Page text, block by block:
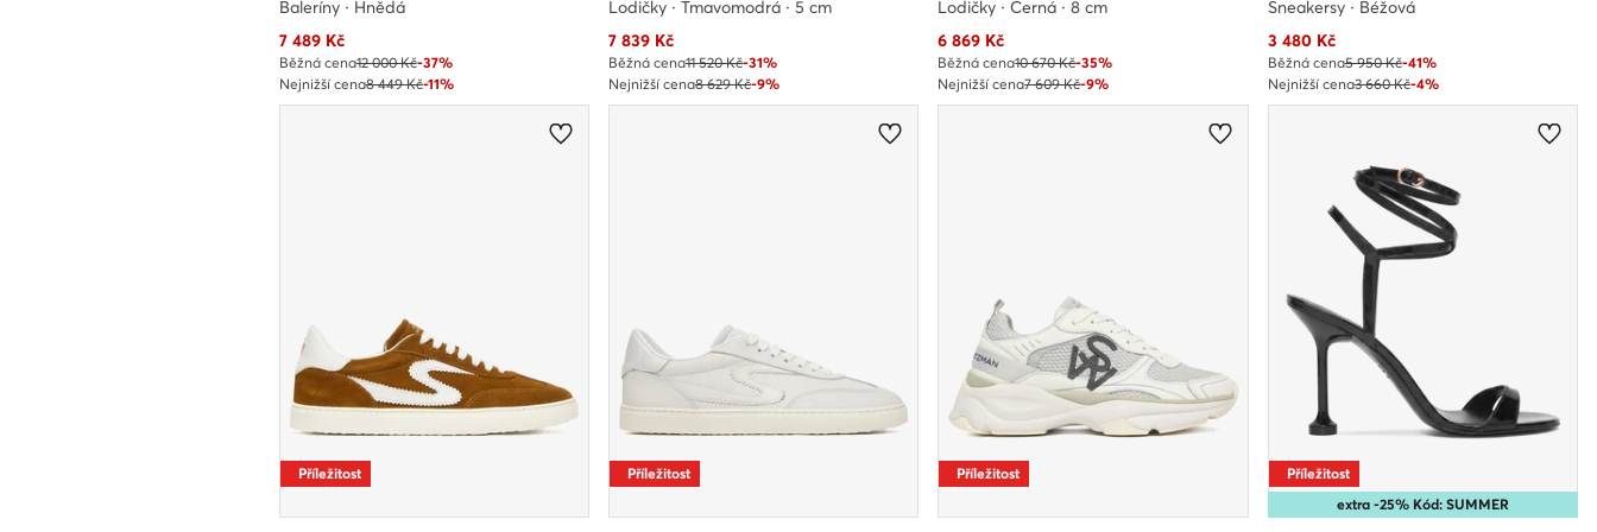
Baleríny · Hnědá
Aktuální cena
7 489Kč
Běžná cena12 000 Kč-37%
Nejnižší cena8 449 Kč-11%
Lodičky · Tmavomodrá · 5 cm
Aktuální cena
7 839Kč
Běžná cena11 520 Kč-31%
Nejnižší cena8 629 Kč-9%
Lodičky · Černá · 8 cm
Aktuální cena
6 869 Kč
Běžná cena10 670 Kč-35%
Nejnižší cena7 609 Kč-9%
Sneakersy · Béžová
Aktuální cena
3 480Kč
Běžná cena5 950 Kč-41%
Nejnižší cena3 660 Kč-4%
Příležitost Příležitost Příležitost
extra -25% Kód: SUMMER
Příležitost